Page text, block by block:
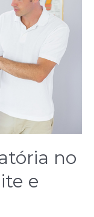
no
e